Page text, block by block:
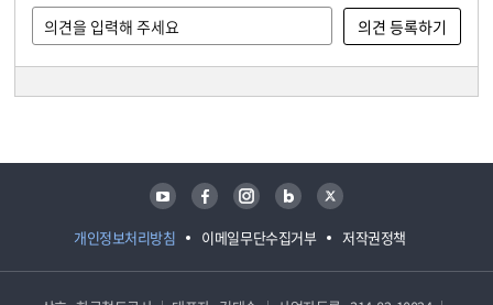
개인정보처리방침 이메일무단수집거부 저작권정책
유튜브 페이스북 인스타그램 블로그 트위터